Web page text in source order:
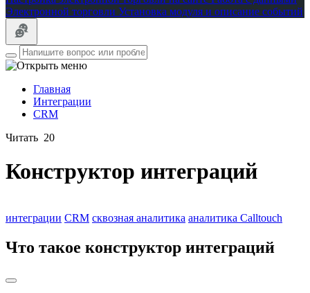
Электронной торговли Установка модуля и описание событий
Главная
Интеграции
CRM
Читать 20
Конструктор интеграций
интеграции CRM сквозная аналитика аналитика Calltouch
Что такое конструктор интеграций